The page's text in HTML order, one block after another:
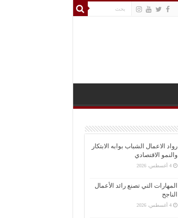
رواد الاعمال الشباب بوابه الابتكار
والنمو الاقتصادي
4 أغسطس، 2026
المهارات التي تصنع رائد الأعمال
الناجح
4 أغسطس، 2026